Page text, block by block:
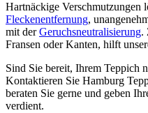
Hartnäckige Verschmutzungen
Fleckenentfernung,
mit derGeruchsneutralisierung.
Fransen oder Kanten, hilft
Sind Sie bereit, Ihrem Teppich
Kontaktieren Sie Hamburg
beraten Sie gerne und geben
verdient.